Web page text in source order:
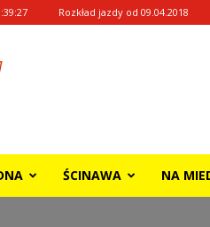
Rozkład jazdy od 09.04.2018
ŚCINAWA NA